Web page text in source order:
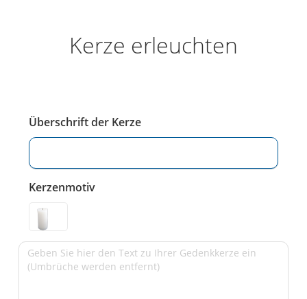
Kerze erleuchten
Überschrift der Kerze
Kerzenmotiv